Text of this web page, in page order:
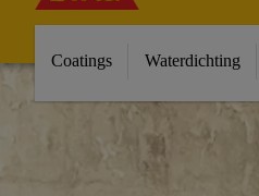
Coatings Waterdichting